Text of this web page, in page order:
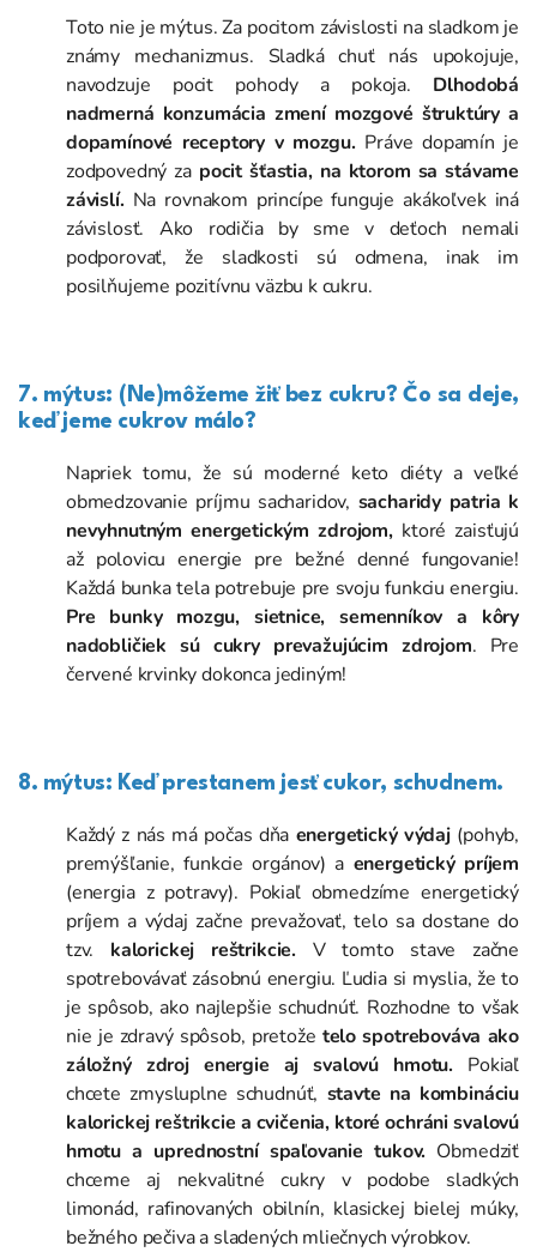
Toto nie je mýtus. Za pocitom závislosti na sladkom je
známy mechanizmus. Sladká chuť nás upokojuje,
navodzuje pocit pohody a pokoja. Dlhodobá
nadmerná konzumácia zmení mozgové štruktúry a
dopamínové receptory v mozgu. Práve dopamín je
zodpovedný zapocit šťastia, na ktorom sa stávame
závislí. Na rovnakom princípe funguje akákoľvek iná
závislosť. Ako rodičia by sme v deťoch nemali
podporovať, že sladkosti sú odmena, inak im
posilňujeme pozitívnu väzbu k cukru.
7. mýtus: (Ne)môžeme žiť bez cukru?Čo sa deje,
keď jeme cukrov málo?
Napriek tomu, že sú moderné keto diéty a veľké
obmedzovanie príjmu sacharidov, sacharidy patria k
nevyhnutným energetickým zdrojom,ktoré zaisťujú
až polovicu energie pre bežné denné fungovanie!
Každá bunka tela potrebuje pre svoju funkciu energiu.
Pre bunky mozgu, sietnice, semenníkov a kôry
nadobličiek sú cukry prevažujúcim zdrojom. Pre
červené krvinky dokonca jediným!
8. mýtus: Keď prestanem jesť cukor, schudnem.
Každý z nás má počas dňa energetický výdaj(pohyb,
premýšľanie, funkcie orgánov) a energetický príjem
(energia z potravy). Pokiaľ obmedzíme energetický
príjem a výdaj začne prevažovať, telo sa dostane do
tzv. kalorickej reštrikcie. V tomto stave začne
spotrebovávať zásobnú energiu. Ľudia si myslia, že to
je spôsob, ako najlepšie schudnúť. Rozhodne to však
nie je zdravý spôsob, pretože telo spotrebováva ako
záložný zdroj energie aj svalovú hmotu. Pokiaľ
chcete zmysluplne schudnúť, stavte na kombináciu
kalorickej reštrikcie a cvičenia, ktoré ochráni svalovú
hmotu a uprednostní spaľovanie tukov. Obmedziť
chceme aj nekvalitné cukry v podobe sladkých
limonád, rafinovaných obilnín, klasickej bielej múky,
bežného pečiva a sladených mliečnych výrobkov.